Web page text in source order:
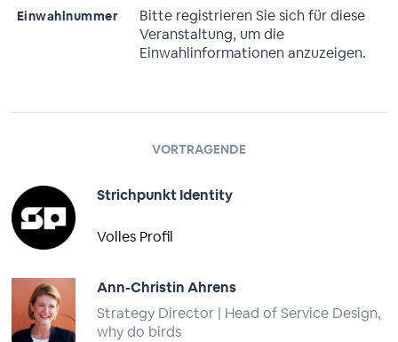
Einwahlnummer
Bitte registrieren Sie sich für diese
Veranstaltung, um die
Einwahlinformationen anzuzeigen.
VORTRAGENDE
Strichpunkt Identity
Volles Profil
Ann-Christin Ahrens
Strategy Director | Head of Service Design,
why do birds